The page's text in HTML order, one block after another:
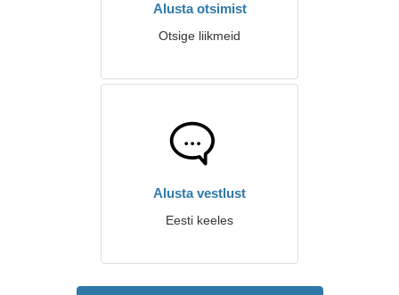
Alusta otsimist
Otsige liikmeid
Alusta vestlust
Eesti keeles